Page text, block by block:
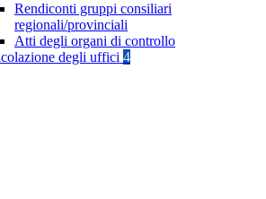
Rendiconti gruppi consiliari
regionali/provinciali
Atti degli organi di controllo
degli uffici 4